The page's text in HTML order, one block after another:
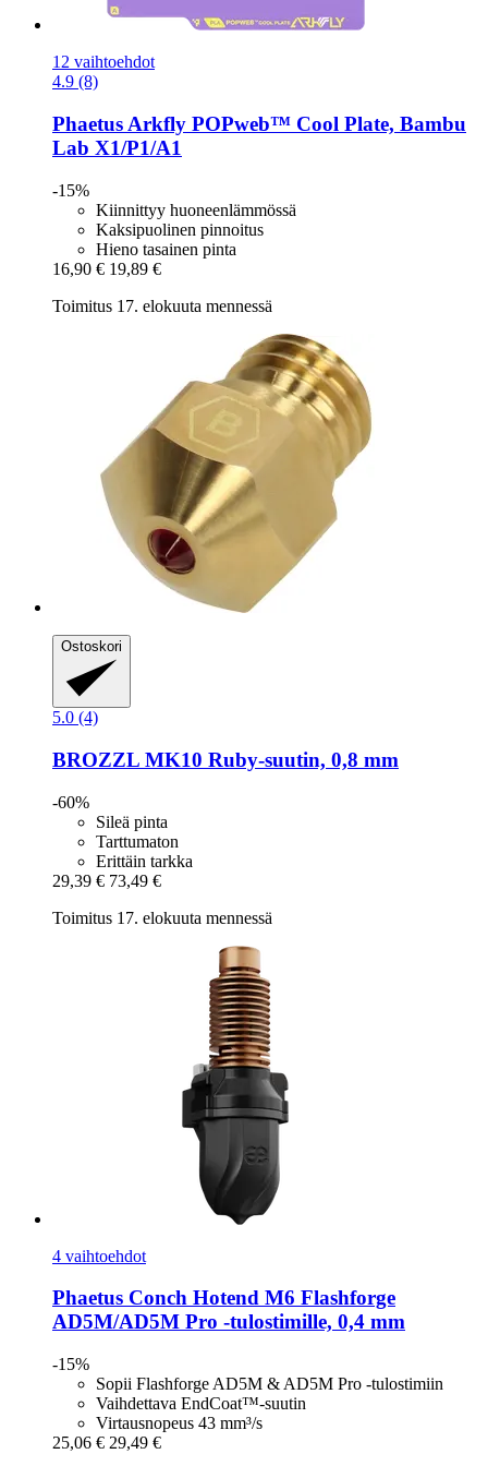
12 vaihtoehdot
4.9 (8)
Phaetus Arkfly POPweb™ Cool Plate, Bambu
Lab X1/P1/A1
-15%
Kiinnittyy huoneenlämmössä
Kaksipuolinen pinnoitus
Hieno tasainen pinta
16,90 € 19,89 €
Toimitus 17. elokuuta mennessä
Ostoskori
5.0 (4)
BROZZL MK10 Ruby-​suutin, 0,8 mm
-60%
Sileä pinta
Tarttumaton
Erittäin tarkka
29,39 € 73,49 €
Toimitus 17. elokuuta mennessä
4 vaihtoehdot
Phaetus Conch Hotend M6 Flashforge
AD5M/AD5M Pro -​tulostimille, 0,4 mm
-15%
Sopii Flashforge AD5M & AD5M Pro -tulostimiin
Vaihdettava EndCoat™-suutin
Virtausnopeus 43 mm³/s
25,06 € 29,49 €